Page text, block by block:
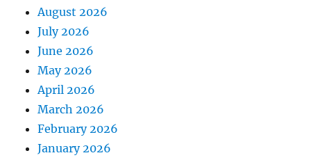
August 2026
July 2026
June 2026
May 2026
April 2026
March 2026
February 2026
January 2026